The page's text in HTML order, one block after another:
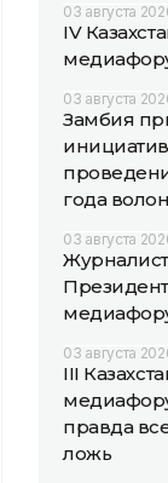
03 августа
IV
03 августа
Замбия
года
03 августа
03 августа
III
правда
ложь